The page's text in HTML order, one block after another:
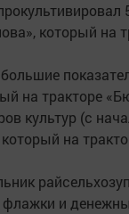
который на
на тракторе
культур (с
на
флажки и